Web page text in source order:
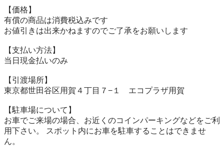
【価格】
有償の商品は消費税込みです
お値引きは出来かねますのでご了承をお願いします
【⽀払い⽅法】
当⽇現⾦払いのみ
【引渡場所】
東京都世田谷区用賀４丁目７−１　エコプラザ用賀
【駐⾞場について】
お車でご来場の場合、お近くのコインパーキングなどをご利
用下さい。 スポット内にお車を駐車することはできませ
ん。